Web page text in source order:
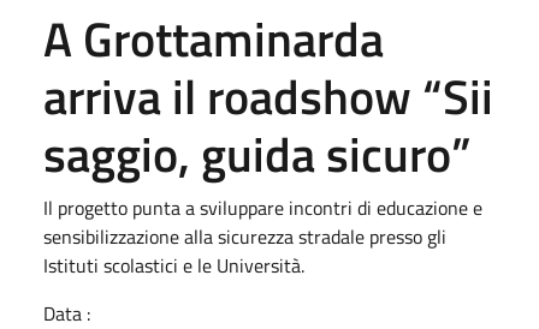
A Grottaminarda
arriva il roadshow “Sii
saggio, guida sicuro”
Il progetto punta a sviluppare incontri di educazione e
sensibilizzazione alla sicurezza stradale presso gli
Istituti scolastici e le Università.
Data :